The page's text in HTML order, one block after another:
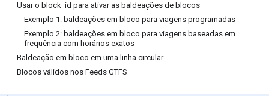
Usar o block_id para ativar as baldeações de blocos
Exemplo 1: baldeações em bloco para viagens programadas
Exemplo 2: baldeações em bloco para viagens baseadas em
frequência com horários exatos
Baldeação em bloco em uma linha circular
Blocos válidos nos Feeds GTFS